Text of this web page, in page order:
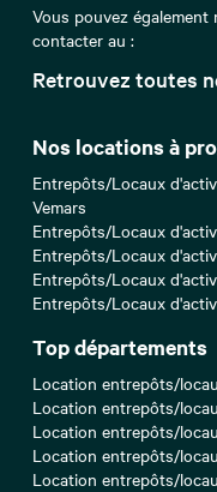
Retrouvez toutes
Nos locations à
Entrepôts/Locaux
Vemars
Entrepôts/Locaux
Entrepôts/Locaux
Entrepôts/Locaux
Entrepôts/Locaux
Top départements
Location entrepôts/
Location entrepôts/
Location entrepôts/
Location entrepôts/
Location entrepôts/
Vous pouvez également
contacter au :